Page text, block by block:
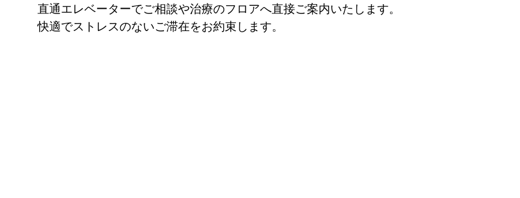
直通エレベーターでご相談や治療のフロアへ直接ご案内いたします。
快適でストレスのないご滞在をお約束します。